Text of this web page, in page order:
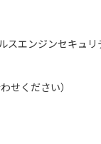
スエンジンセキュ
せください）